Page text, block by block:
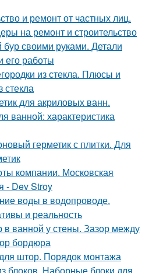
и ремонт от частных лиц.
на ремонт и строительство
бур своими руками. Детали
его работы
из стекла. Плюсы и
стекла
для акриловых ванн.
ванной: характеристика
герметик с плитки. Для
компании. Московская
- Dev Stroy
воды в водопроводе.
и реальность
в ванной у стены. Зазор между
бордюра
штор. Порядок монтажа